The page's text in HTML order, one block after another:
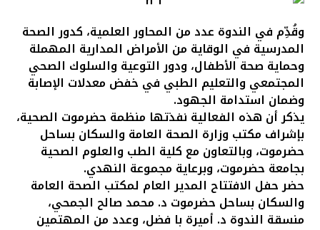
وقُدِّم في الندوة عدد من المحاور العلمية، كدور الصحة
المدرسية في الوقاية من الأمراض المدارية المهملة
وحماية صحة الأطفال، ودور التوعية والسلوك الصحي
المجتمعي والتعليم الطبي في خفض معدلات الإصابة
وضمان استدامة الجهود.
يذكر أن هذه الفعالية نفذتها منظمة حضرموت الصحية،
بإشراف مكتب وزارة الصحة العامة والسكان بساحل
حضرموت، وبالتعاون مع كلية الطب والعلوم الصحية
بجامعة حضرموت، وبرعاية مجموعة النهدي.
حضر حفل الافتتاح المدير العام لمكتب الصحة العامة
والسكان بساحل حضرموت د. محمد صالح الجمحي،
منسقة الندوة د. أميرة با فضل، وعدد من المهتمين